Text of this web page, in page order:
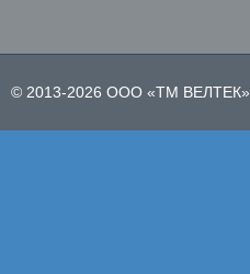
© 2013-2026 ООО «ТМ ВЕЛТЕК»